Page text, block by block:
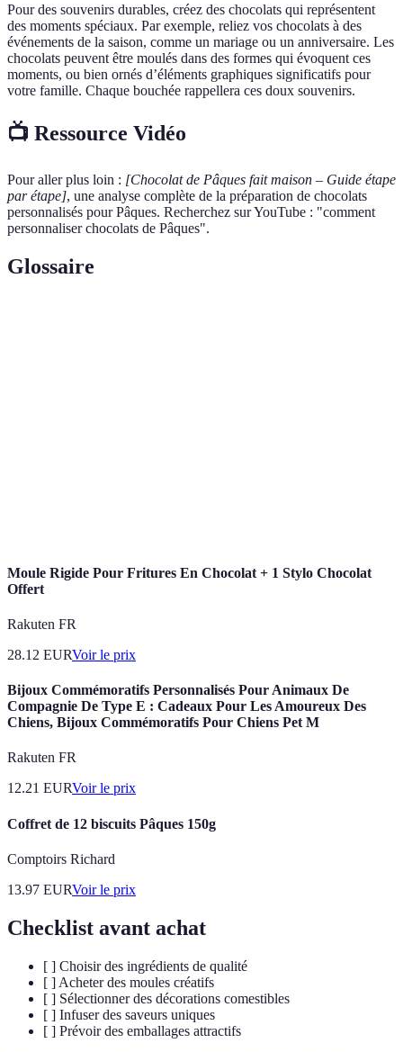
Pour des souvenirs durables, créez des chocolats qui représentent
des moments spéciaux. Par exemple, reliez vos chocolats à des
événements de la saison, comme un mariage ou un anniversaire. Les
chocolats peuvent être moulés dans des formes qui évoquent ces
moments, ou bien ornés d’éléments graphiques significatifs pour
votre famille. Chaque bouchée rappellera ces doux souvenirs.
📺 Ressource Vidéo
Pour aller plus loin : [Chocolat de Pâques fait maison – Guide étape
par étape], une analyse complète de la préparation de chocolats
personnalisés pour Pâques. Recherchez sur YouTube : "comment
personnaliser chocolats de Pâques".
Glossaire
Moule Rigide Pour Fritures En Chocolat + 1 Stylo Chocolat
Offert
Rakuten FR
28.12 EURVoir le prix
Bijoux Commémoratifs Personnalisés Pour Animaux De
Compagnie De Type E : Cadeaux Pour Les Amoureux Des
Chiens, Bijoux Commémoratifs Pour Chiens Pet M
Rakuten FR
12.21 EURVoir le prix
Coffret de 12 biscuits Pâques 150g
Comptoirs Richard
13.97 EURVoir le prix
Checklist avant achat
[ ] Choisir des ingrédients de qualité
[ ] Acheter des moules créatifs
[ ] Sélectionner des décorations comestibles
[ ] Infuser des saveurs uniques
[ ] Prévoir des emballages attractifs